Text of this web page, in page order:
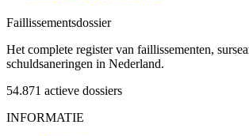
Faillissementsdossier
Het complete register van faillissementen,
schuldsaneringen in Nederland.
54.871 actieve dossiers
INFORMATIE